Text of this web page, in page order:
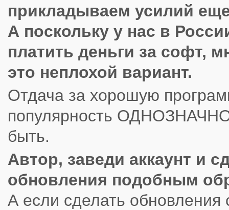
прикладываем усилий
А поскольку у нас в
платить деньги за софт,
это неплохой вариант.
Отдача за хорошую
популярность
быть.
Автор, заведи аккаунт и
обновления подобным
А если сделать обновления